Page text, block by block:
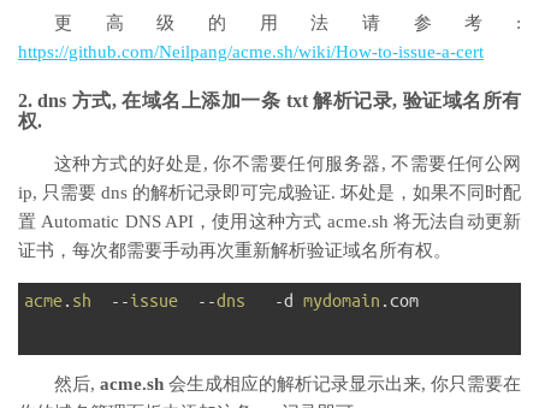
更高级的用法请参考:
https://github.com/Neilpang/acme.sh/wiki/How-to-issue-a-cert
2. dns 方式, 在域名上添加一条 txt 解析记录, 验证域名所有
权.
这种方式的好处是, 你不需要任何服务器, 不需要任何公网
ip, 只需要 dns 的解析记录即可完成验证. 坏处是，如果不同时配
置 Automatic DNS API，使用这种方式 acme.sh 将无法自动更新
证书，每次都需要手动再次重新解析验证域名所有权。
acme. sh --issue --dns -d mydomain .com
然后, acme.sh 会生成相应的解析记录显示出来, 你只需要在